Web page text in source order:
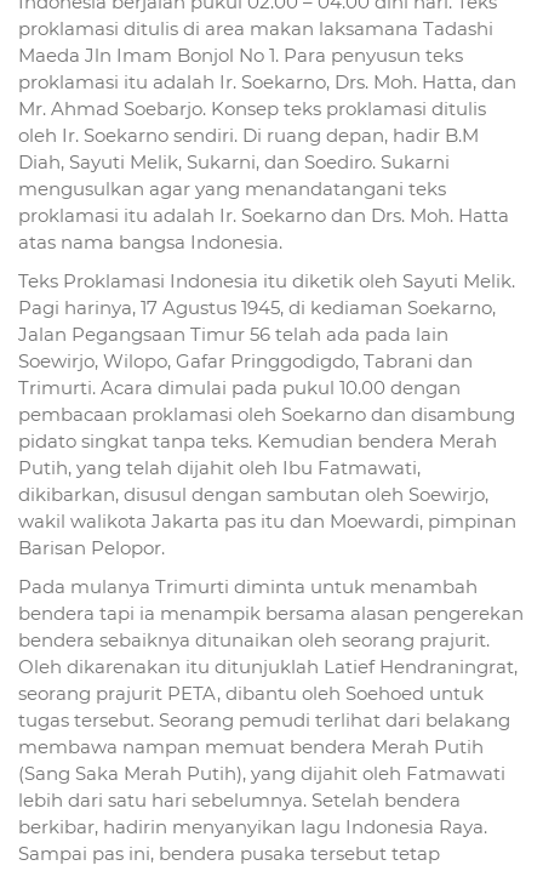
proklamasi ditulis di area makan laksamana Tadashi
Maeda Jln Imam Bonjol No 1. Para penyusun teks
proklamasi itu adalah Ir. Soekarno, Drs. Moh. Hatta, dan
Mr. Ahmad Soebarjo. Konsep teks proklamasi ditulis
oleh Ir. Soekarno sendiri. Di ruang depan, hadir B.M
Diah, Sayuti Melik, Sukarni, dan Soediro. Sukarni
mengusulkan agar yang menandatangani teks
proklamasi itu adalah Ir. Soekarno dan Drs. Moh. Hatta
atas nama bangsa Indonesia.
Teks Proklamasi Indonesia itu diketik oleh Sayuti Melik.
Pagi harinya, 17 Agustus 1945, di kediaman Soekarno,
Jalan Pegangsaan Timur 56 telah ada pada lain
Soewirjo, Wilopo, Gafar Pringgodigdo, Tabrani dan
Trimurti. Acara dimulai pada pukul 10.00 dengan
pembacaan proklamasi oleh Soekarno dan disambung
pidato singkat tanpa teks. Kemudian bendera Merah
Putih, yang telah dijahit oleh Ibu Fatmawati,
dikibarkan, disusul dengan sambutan oleh Soewirjo,
wakil walikota Jakarta pas itu dan Moewardi, pimpinan
Barisan Pelopor.
Pada mulanya Trimurti diminta untuk menambah
bendera tapi ia menampik bersama alasan pengerekan
bendera sebaiknya ditunaikan oleh seorang prajurit.
Oleh dikarenakan itu ditunjuklah Latief Hendraningrat,
seorang prajurit PETA, dibantu oleh Soehoed untuk
tugas tersebut. Seorang pemudi terlihat dari belakang
membawa nampan memuat bendera Merah Putih
(Sang Saka Merah Putih), yang dijahit oleh Fatmawati
lebih dari satu hari sebelumnya. Setelah bendera
berkibar, hadirin menyanyikan lagu Indonesia Raya.
Sampai pas ini, bendera pusaka tersebut tetap